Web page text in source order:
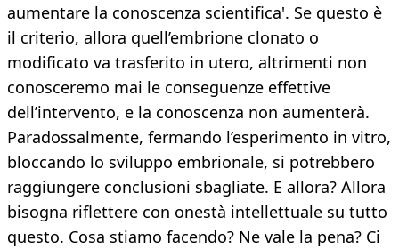
aumentare la conoscenza scientifica'. Se questo è
il criterio, allora quell’embrione clonato o
modificato va trasferito in utero, altrimenti non
conosceremo mai le conseguenze effettive
dell’intervento, e la conoscenza non aumenterà.
Paradossalmente, fermando l’esperimento in vitro,
bloccando lo sviluppo embrionale, si potrebbero
raggiungere conclusioni sbagliate. E allora? Allora
bisogna riflettere con onestà intellettuale su tutto
questo. Cosa stiamo facendo? Ne vale la pena? Ci